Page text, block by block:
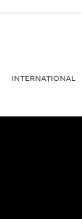
INTERNAŢIONAL